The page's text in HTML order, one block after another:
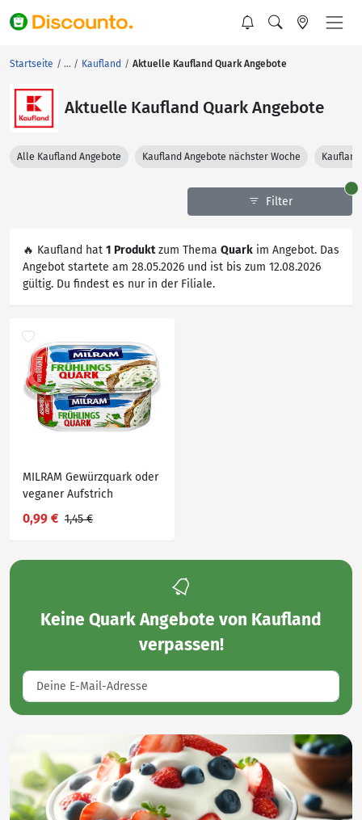
Startseite Kaufland Aktuelle Kaufland Quark Angebote
Aktuelle Kaufland Quark Angebote
Alle Kaufland Angebote Kaufland Angebote nächster Woche
Filter
🔥 Kaufland hat 1 Produktzum Thema Quark im Angebot. Das
Angebot startete am 28.05.2026 und ist bis zum 12.08.2026
gültig. Du findest es nur in der Filiale.
MILRAM Gewürzquark oder
veganer Aufstrich
0,99 € 1,45 €
Keine Quark Angebote von Kaufland
verpassen!